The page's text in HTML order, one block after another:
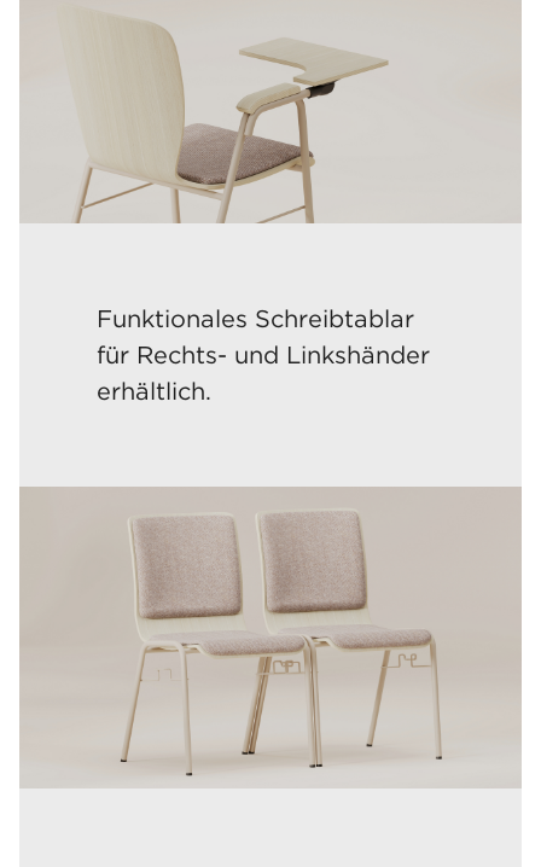
Funktionales Schreibtablar
für Rechts- und Linkshänder
erhältlich.